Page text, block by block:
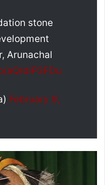
stone
Arunachal
aQrdiP3FDu
February 9,